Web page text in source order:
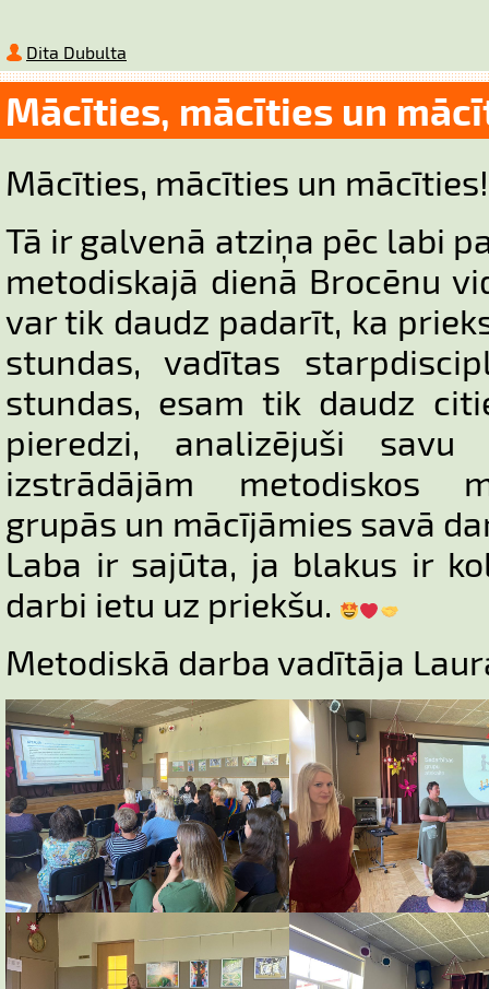
Dita Dubulta
Mācīties, mācīties un
Mācīties, mācīties un
Tā ir galvenā atziņa pēc labi
metodiskajā dienā Brocēnu
var tik daudz padarīt, ka
stundas, vadītas
stundas, esam tik daudz
pieredzi, analizējuši savu
izstrādājām metodiskos
grupās un mācījāmies savā
Laba ir sajūta, ja blakus ir
darbi ietu uz priekšu.
Metodiskā darba vadītāja